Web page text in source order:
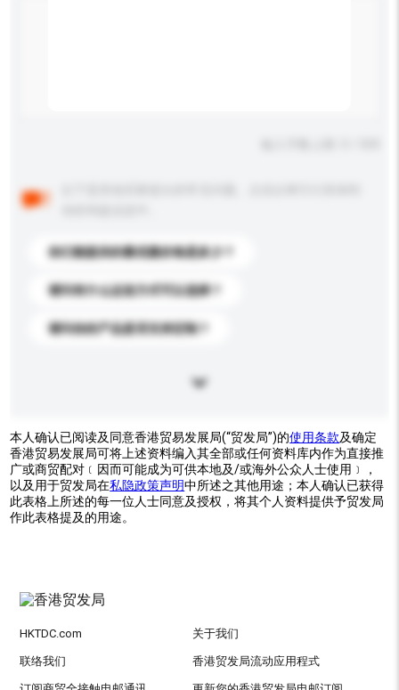
你们能提供的最优惠价格是多少？
请问有什么运送方式可以选择？
请问你的产品是否支持定制？
本人确认已阅读及同意香港贸易发展局(“贸发局”)的使用条款及确定
香港贸易发展局可将上述资料编入其全部或任何资料库内作为直接推
广或商贸配对﹝因而可能成为可供本地及/或海外公众人士使用﹞，
以及用于贸发局在私隐政策声明中所述之其他用途；本人确认已获得
此表格上所述的每一位人士同意及授权，将其个人资料提供予贸发局
作此表格提及的用途。
HKTDC.com 关于我们
联络我们 香港贸发局流动应用程式